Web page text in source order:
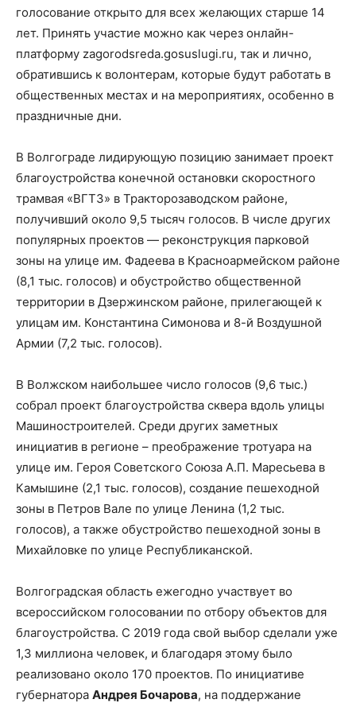
голосование открыто для всех желающих старше 14
лет. Принять участие можно как через онлайн-
платформу zagorodsreda.gosuslugi.ru, так и лично,
обратившись к волонтерам, которые будут работать в
общественных местах и на мероприятиях, особенно в
праздничные дни.
В Волгограде лидирующую позицию занимает проект
благоустройства конечной остановки скоростного
трамвая «ВГТЗ» в Тракторозаводском районе,
получивший около 9,5 тысяч голосов. В числе других
популярных проектов — реконструкция парковой
зоны на улице им. Фадеева в Красноармейском районе
(8,1 тыс. голосов) и обустройство общественной
территории в Дзержинском районе, прилегающей к
улицам им. Константина Симонова и 8-й Воздушной
Армии (7,2 тыс. голосов).
В Волжском наибольшее число голосов (9,6 тыс.)
собрал проект благоустройства сквера вдоль улицы
Машиностроителей. Среди других заметных
инициатив в регионе – преображение тротуара на
улице им. Героя Советского Союза А.П. Маресьева в
Камышине (2,1 тыс. голосов), создание пешеходной
зоны в Петров Вале по улице Ленина (1,2 тыс.
голосов), а также обустройство пешеходной зоны в
Михайловке по улице Республиканской.
Волгоградская область ежегодно участвует во
всероссийском голосовании по отбору объектов для
благоустройства. С 2019 года свой выбор сделали уже
1,3 миллиона человек, и благодаря этому было
реализовано около 170 проектов. По инициативе
губернатора Андрея Бочарова, на поддержание